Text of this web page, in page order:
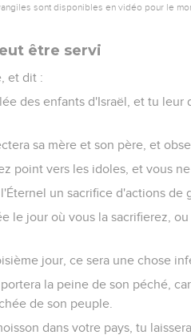
sont disponibles en vidéo pour le
être servi
et dit :
des enfants d'Israël, et tu leur
sa mère et son père, et
point vers les idoles, et vous
un sacrifice d'actions de
le jour où vous la sacrifierez,
jour, ce sera une chose
la peine de son péché,
de son peuple.
dans votre pays, tu